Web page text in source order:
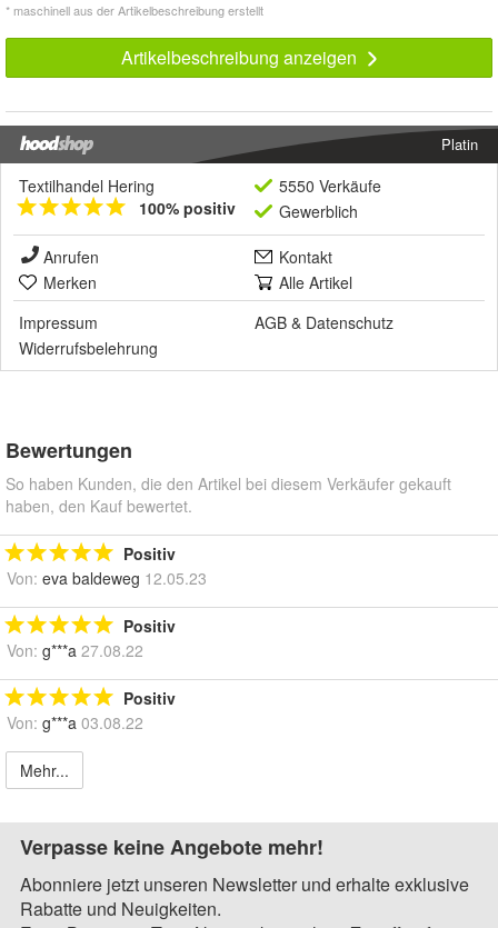
* maschinell aus der Artikelbeschreibung erstellt
Artikelbeschreibung anzeigen
Platin
Textilhandel Hering
100% positiv
5550 Verkäufe
Gewerblich
Anrufen
Kontakt
Merken
Alle Artikel
Impressum
AGB & Datenschutz
Widerrufsbelehrung
Bewertungen
So haben Kunden, die den Artikel bei diesem Verkäufer gekauft
haben, den Kauf bewertet.
Positiv
Von: eva baldeweg 12.05.23
Positiv
Von: g***a 27.08.22
Positiv
Von: g***a 03.08.22
Mehr...
Verpasse keine Angebote mehr!
Abonniere jetzt unseren Newsletter und erhalte exklusive
Rabatte und Neuigkeiten.